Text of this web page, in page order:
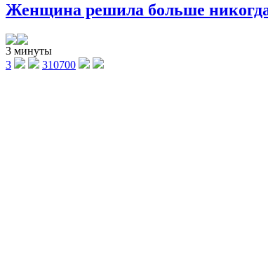
Женщина решила больше никогда
3 минуты
3
310700